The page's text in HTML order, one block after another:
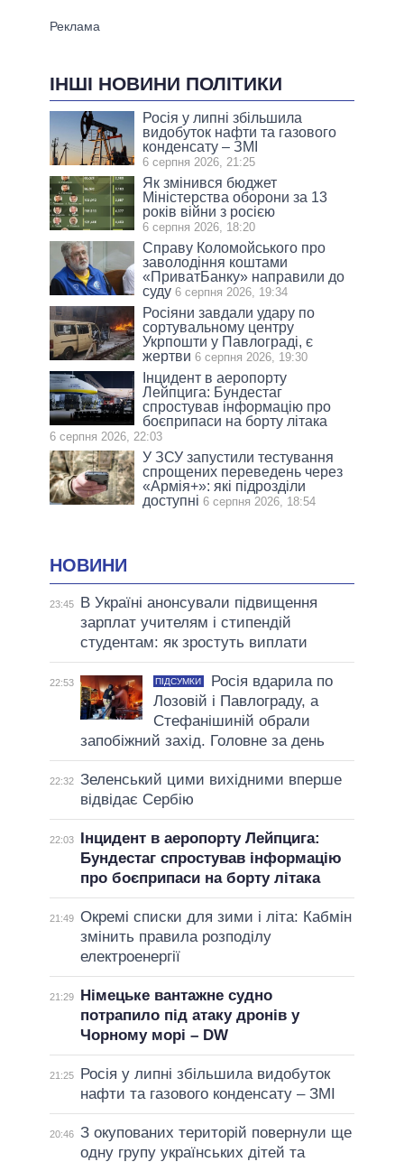
ІНШІ НОВИНИ ПОЛІТИКИ
Росія у липні збільшила
видобуток нафти та газового
конденсату – ЗМІ
6 серпня 2026, 21:25
Як змінився бюджет
Міністерства оборони за 13
років війни з росією
6 серпня 2026, 18:20
Справу Коломойського про
заволодіння коштами
«ПриватБанку» направили до
суду 6 серпня 2026, 19:34
Росіяни завдали удару по
сортувальному центру
Укрпошти у Павлограді, є
жертви 6 серпня 2026, 19:30
Інцидент в аеропорту
Лейпцига: Бундестаг
спростував інформацію про
боєприпаси на борту літака
6 серпня 2026, 22:03
У ЗСУ запустили тестування
спрощених переведень через
«Армія+»: які підрозділи
доступні 6 серпня 2026, 18:54
НОВИНИ
23:45
В Україні анонсували підвищення
зарплат учителям і стипендій
студентам: як зростуть виплати
22:53 ПІДСУМКИ
Росія вдарила по
Лозовій і Павлограду, а
Стефанішиній обрали
запобіжний захід. Головне за день
22:32 Зеленський цими вихідними вперше
відвідає Сербію
22:03
Інцидент в аеропорту Лейпцига:
Бундестаг спростував інформацію
про боєприпаси на борту літака
21:49 Окремі списки для зими і літа: Кабмін
змінить правила розподілу
електроенергії
21:29
Німецьке вантажне судно
потрапило під атаку дронів у
Чорному морі – DW
21:25
Росія у липні збільшила видобуток
нафти та газового конденсату – ЗМІ
20:46 З окупованих територій повернули ще
одну групу українських дітей та